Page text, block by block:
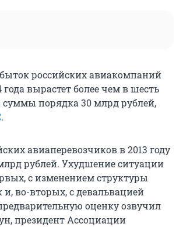
российских авиакомпаний
года вырастет более чем в шесть
суммы порядка 30 млрд рублей,
.
авиаперевозчиков в 2013 году
рублей. Ухудшение ситуации
с изменением структуры
и, во-вторых, с девальвацией
оценку озвучил
президент Ассоциации